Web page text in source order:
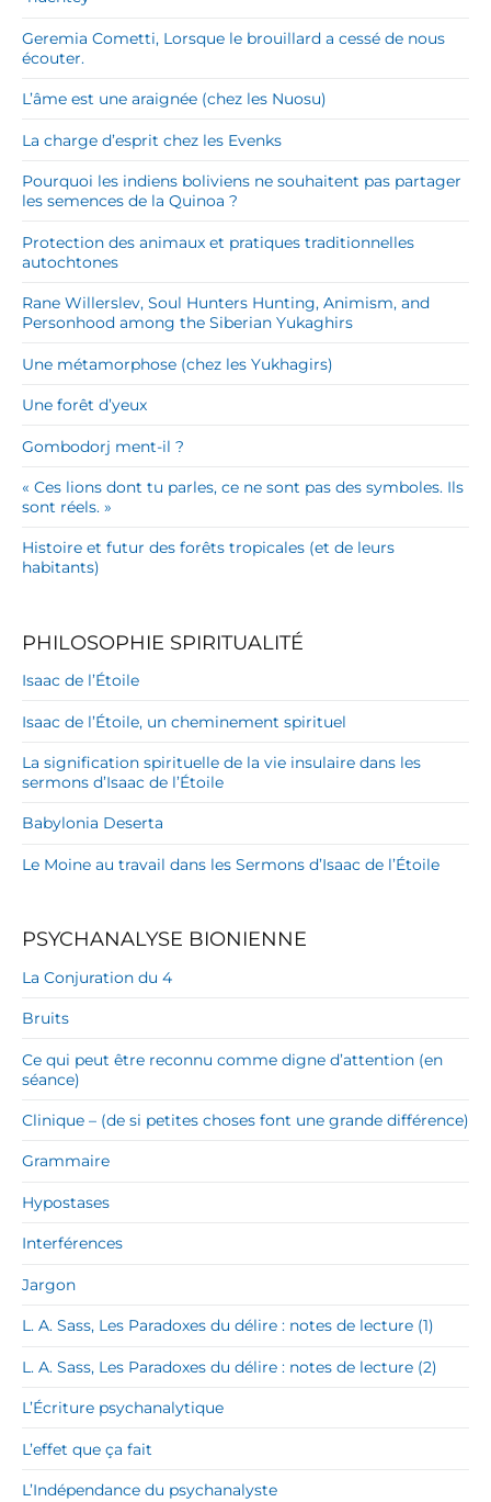
Geremia Cometti, Lorsque le brouillard a cessé de nous
écouter.
L’âme est une araignée (chez les Nuosu)
La charge d’esprit chez les Evenks
Pourquoi les indiens boliviens ne souhaitent pas partager
les semences de la Quinoa ?
Protection des animaux et pratiques traditionnelles
autochtones
Rane Willerslev, Soul Hunters Hunting, Animism, and
Personhood among the Siberian Yukaghirs
Une métamorphose (chez les Yukhagirs)
Une forêt d’yeux
Gombodorj ment-il ?
« Ces lions dont tu parles, ce ne sont pas des symboles. Ils
sont réels. »
Histoire et futur des forêts tropicales (et de leurs
habitants)
PHILOSOPHIE SPIRITUALITÉ
Isaac de l’Étoile
Isaac de l’Étoile, un cheminement spirituel
La signification spirituelle de la vie insulaire dans les
sermons d’Isaac de l’Étoile
Babylonia Deserta
Le Moine au travail dans les Sermons d’Isaac de l’Étoile
PSYCHANALYSE BIONIENNE
La Conjuration du 4
Bruits
Ce qui peut être reconnu comme digne d’attention (en
séance)
Clinique – (de si petites choses font une grande différence)
Grammaire
Hypostases
Interférences
Jargon
L. A. Sass, Les Paradoxes du délire : notes de lecture (1)
L. A. Sass, Les Paradoxes du délire : notes de lecture (2)
L’Écriture psychanalytique
L’effet que ça fait
L’Indépendance du psychanalyste